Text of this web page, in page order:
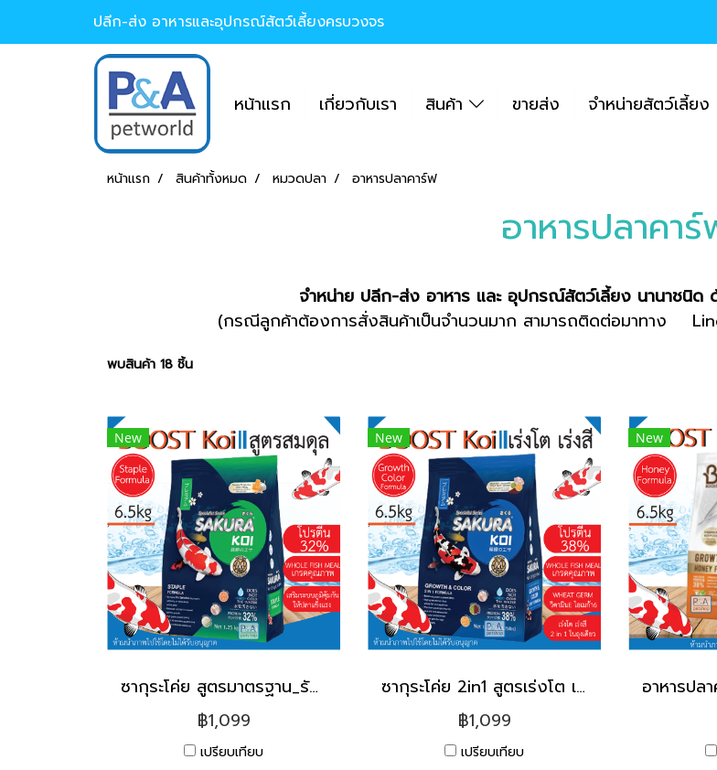
ปลีก-ส่ง อาหารและอุปกรณ์สัตว์เลี้ยงครบวงจร
หน้าแรก เกี่ยวกับเรา สินค้า ขายส่ง จำหน่ายสัตว์เลี้ยง
หน้าแรก สินค้าทั้งหมด หมวดปลา อาหารปลาคาร์ฟ
อาหารปลาคา
จำหน่าย ปลีก-ส่ง อาหาร และ อุปกรณ์สัตว์เลี้ยง นานาชนิด
(กรณีลูกค้าต้องการสั่งสินค้าเป็นจำนวนมาก สามารถติดต่อมาทาง
พบสินค้า 18 ชิ้น
New
ซากุระโค่ย สูตรมาตรฐาน_รักษาสมดุลให้ปลากินได้ทุกวัน [6.5kg]
฿1,099
เปรียบเทียบ
New
ซากุระโค่ย 2in1 สูตรเร่งโต เร่งสี / แบบ2in1 [6.5kg]
฿1,099
เปรียบเทียบ
New